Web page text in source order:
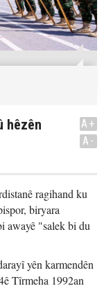
hêzên
A+
A-
ragihand ku
biryara
awayê "salek bi du
yên karmendên
Tîrmeha 1992an